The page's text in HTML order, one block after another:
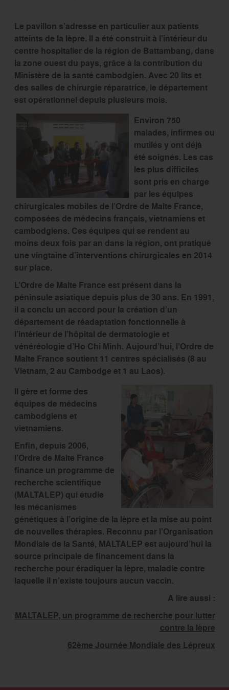
Le pavillon s’adresse en particulier aux patients
atteints de la lèpre. Il a été construit à l’intérieur du
centre hospitalier de la région de Battambang, dans
la zone ouest du pays, grâce à la contribution du
Ministère de la santé cambodgien. Avec 20 lits et
des salles de chirurgie réparatrice, le département
est opérationnel depuis plusieurs mois.
Environ 750
malades, infirmes ou
mutilés y ont déjà
été soignés. Les cas
les plus difficiles
sont pris en charge
par les équipes
chirurgicales mobiles de l’Ordre de Malte France,
composées de médecins français, vietnamiens et
cambodgiens. Ces équipes qui se rendent au
moins deux fois par an dans la région, ont pratiqué
une vingtaine d’interventions chirurgicales en 2014
sur place.
L’Ordre de Malte France est présent dans la
péninsule asiatique depuis plus de 30 ans. En 1991,
il a conclu un accord pour la création d’un
département de réadaptation fonctionnelle à
l’intérieur de l’hôpital de dermatologie et
vénéréologie d’Ho Chi Minh. Aujourd’hui, l’Ordre de
Malte France soutient 11 centres spécialisés (8 au
Vietnam, 2 au Cambodge et 1 au Laos).
Il gère et forme des
équipes de médecins
cambodgiens et
vietnamiens.
Enfin, depuis 2006,
l’Ordre de Malte France
finance un programme de
recherche scientifique
(MALTALEP) qui étudie
les mécanismes
génétiques à l’origine de la lèpre et la mise au point
de nouvelles thérapies. Reconnu par l’Organisation
Mondiale de la Santé, MALTALEP est aujourd’hui la
source principale de financement dans la
recherche pour éradiquer la lèpre, maladie contre
laquelle il n’existe toujours aucun vaccin.
A lire aussi :
MALTALEP, un programme de recherche pour lutter
contre la lèpre
62ème Journée Mondiale des Lépreux